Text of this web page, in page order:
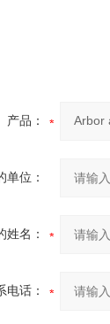
产品：
单位：
姓名：
电话：